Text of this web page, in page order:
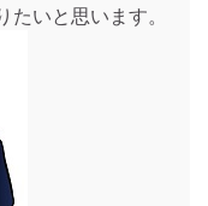
いと思います。